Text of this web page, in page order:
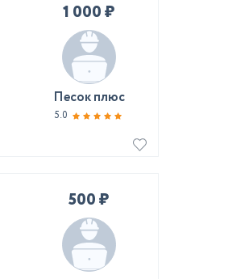
1 000 ₽
Песок плюс
5.0
500 ₽